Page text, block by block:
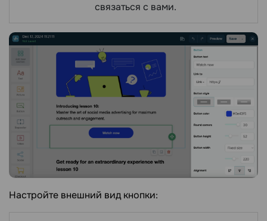
связаться с вами.
Настройте внешний вид кнопки: